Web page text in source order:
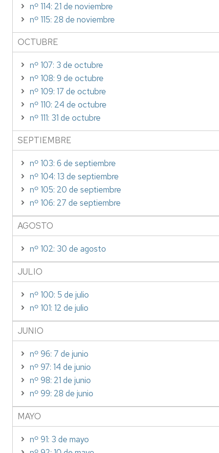
nº 114: 21 de noviembre
nº 115: 28 de noviembre
OCTUBRE
nº 107: 3 de octubre
nº 108: 9 de octubre
nº 109: 17 de octubre
nº 110: 24 de octubre
nº 111: 31 de octubre
SEPTIEMBRE
nº 103: 6 de septiembre
nº 104: 13 de septiembre
nº 105: 20 de septiembre
nº 106: 27 de septiembre
AGOSTO
nº 102: 30 de agosto
JULIO
nº 100: 5 de julio
nº 101: 12 de julio
JUNIO
nº 96: 7 de junio
nº 97: 14 de junio
nº 98: 21 de junio
nº 99: 28 de junio
MAYO
nº 91: 3 de mayo